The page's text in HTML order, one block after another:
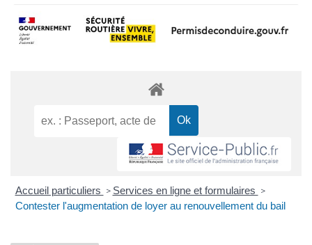
Accueil particuliers > Services en ligne et formulaires >
Contester l'augmentation de loyer au renouvellement du bail